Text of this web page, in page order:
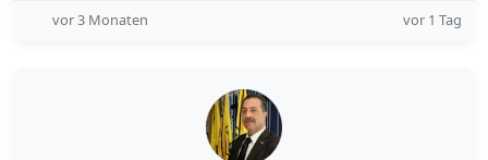
vor 3 Monaten vor 1 Tag